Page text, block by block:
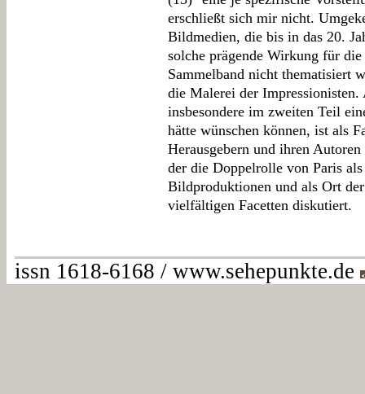
erschließt sich mir nicht.
Bildmedien, die bis in das 20.
solche prägende Wirkung für
Sammelband nicht thematisiert
die Malerei der Impressionisten.
insbesondere im zweiten Teil
hätte wünschen können, ist als
Herausgebern und ihren
der die Doppelrolle von Paris
Bildproduktionen und als Ort
vielfältigen Facetten diskutiert.
issn 1618-6168 / www.sehepunkte.de